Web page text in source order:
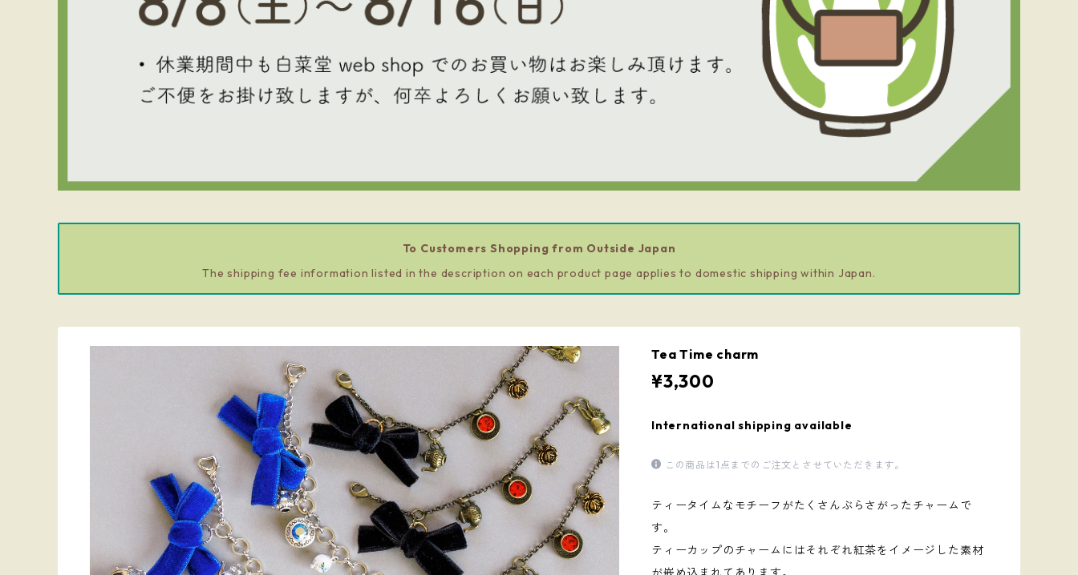
To Customers Shopping from Outside Japan
The shipping fee information listed in the description on each product page applies to domestic shipping within Japan.
Tea Time charm
¥3,300
International shipping available
この商品は1点までのご注文とさせていただきます。
ティータイムなモチーフがたくさんぶらさがったチャームで
す。
ティーカップのチャームにはそれぞれ紅茶をイメージした素材